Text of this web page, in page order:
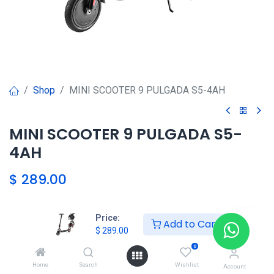
Price:
$ 289.00 Add to Cart
Home Search
0
Wishlist Account
Shop MINI SCOOTER 9 PULGADA S5-4AH
MINI SCOOTER 9 PULGADA S5-
4AH
$ 289.00
Agregar al carrito
Agregar a la lista de deseos